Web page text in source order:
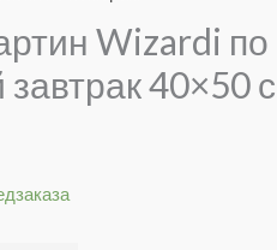
Wizardi
40×50